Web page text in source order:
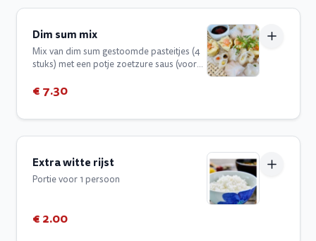
Dim sum mix
Mix van dim sum gestoomde pasteitjes (4
stuks) met een potje zoetzure saus (voor
€ 7.30
Extra witte rijst
Portie voor 1 persoon
€ 2.00